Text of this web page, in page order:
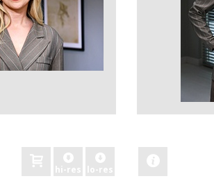
hi-res lo-res